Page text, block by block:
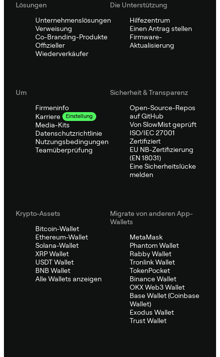
Lösungen
Unternehmenslösungen
Verweisung
Co-Branding-Produkte
Offizieller
Wiederverkäufer
Die Unterstützung
Hilfezentrum
Einen Antrag stellen
Firmware-
Aktualisierung
Um
Firmeninfo
Karriere
Einstellung
Media-Kits
Datenschutzrichtlinie
Nutzungsbedingungen
Teamüberprüfung
Sicherheit & Transparenz
Open-Source-Repos
auf GitHub
Von SlowMist geprüft
ISO/IEC 27001
Zertifiziert
EU NB-Zertifizierung
(EN 18031)
Eine Sicherheitslücke
melden
Krypto-Assets
Bitcoin-Wallet
Ethereum-Wallet
Solana-Wallet
XRP Wallet
USDT Wallet
BNB Wallet
Alle Wallets anzeigen
Migrate von anderen App-
Wallets
MetaMask
Phantom Wallet
Rabby Wallet
Tronlink Wallet
TokenPocket
Binance Wallet
OKX Web3 Wallet
Base Wallet (Coinbase
Wallet)
Exodus Wallet
Trust Wallet